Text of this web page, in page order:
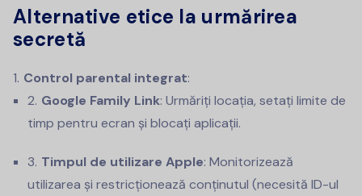
Alternative etice la urmărirea
secretă
Control parental integrat:
Google Family Link: Urmăriți locația, setați limite de
timp pentru ecran și blocați aplicații.
Timpul de utilizare Apple: Monitorizează
utilizarea și restricționează conținutul (necesită ID-ul